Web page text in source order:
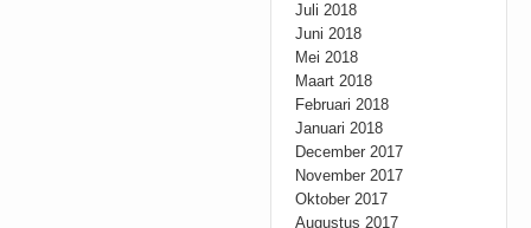
Juli 2018
Juni 2018
Mei 2018
Maart 2018
Februari 2018
Januari 2018
December 2017
November 2017
Oktober 2017
Augustus 2017